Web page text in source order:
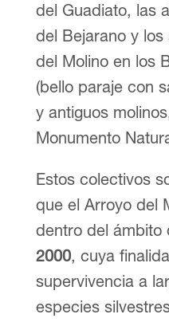
del Guadiato, las
del Bejarano y
del Molino en los
(bello paraje con
y antiguos
Monumento
Estos colectivos
que el Arroyo del
dentro del ámbito
2000, cuya
supervivencia a
especies